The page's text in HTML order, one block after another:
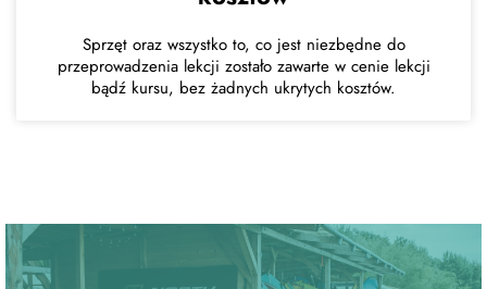
Sprzęt oraz wszystko to, co jest niezbędne do
przeprowadzenia lekcji zostało zawarte w cenie lekcji
bądź kursu, bez żadnych ukrytych kosztów.